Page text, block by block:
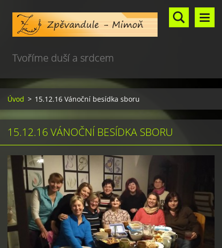
Tvoříme duší a srdcem
Úvod > 15.12.16 Vánoční besídka sboru
15.12.16 VÁNOČNÍ BESÍDKA SBORU